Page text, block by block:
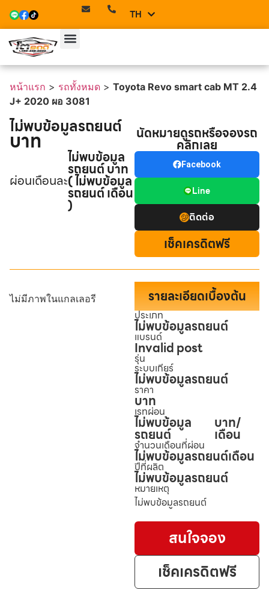
TH
EN
หน้าแรก > รถทั้งหมด > Toyota Revo smart cab MT 2.4
J+ 2020 ผอ 3081
ไม่พบข้อมูลรถยนต์
บาท
ผ่อนเดือนละ
ไม่พบข้อมูล
รถยนต์ บาท
( ไม่พบข้อมูล
รถยนต์ เดือน
)
นัดหมายดูรถหรือจองรถ
คลิกเลย
Facebook
Line
ติดต่อ
เช็คเครดิตฟรี
ไม่มีภาพในแกลเลอรี รายละเอียดเบื้องต้น
ประเภท
ไม่พบข้อมูลรถยนต์
แบรนด์
Invalid post
รุ่น
ระบบเกียร์
ไม่พบข้อมูลรถยนต์
ราคา
บาท
เรทผ่อน
ไม่พบข้อมูล
รถยนต์
บาท/
เดือน
จำนวนเดือนที่ผ่อน
ไม่พบข้อมูลรถยนต์เดือน
ปีที่ผลิต
ไม่พบข้อมูลรถยนต์
หมายเหตุ
ไม่พบข้อมูลรถยนต์
สนใจจอง
เช็คเครดิตฟรี